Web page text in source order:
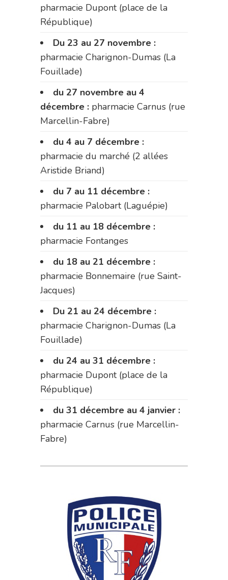
pharmacie Dupont (place de la
République)
Du 23 au 27 novembre :
pharmacie Charignon-Dumas (La
Fouillade)
du 27 novembre au 4
décembre : pharmacie Carnus (rue
Marcellin-Fabre)
du 4 au 7 décembre :
pharmacie du marché (2 allées
Aristide Briand)
du 7 au 11 décembre :
pharmacie Palobart (Laguépie)
du 11 au 18 décembre :
pharmacie Fontanges
du 18 au 21 décembre :
pharmacie Bonnemaire (rue Saint-
Jacques)
Du 21 au 24 décembre :
pharmacie Charignon-Dumas (La
Fouillade)
du 24 au 31 décembre :
pharmacie Dupont (place de la
République)
du 31 décembre au 4 janvier :
pharmacie Carnus (rue Marcellin-
Fabre)